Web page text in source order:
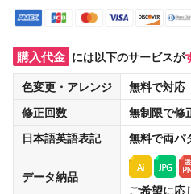
購入代金 には以下のサービスが
色変更・アレンジ
無料で対応
修正回数
無制限で修
日本語英語表記
無料で両パ
データ納品
ご希望に応